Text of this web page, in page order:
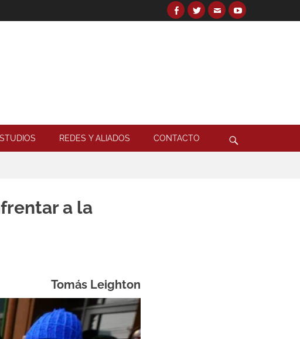
Facebook
TwitterEmailYouTube
REDES Y ALIADOS CONTACTO
a la
Tomás Leighton